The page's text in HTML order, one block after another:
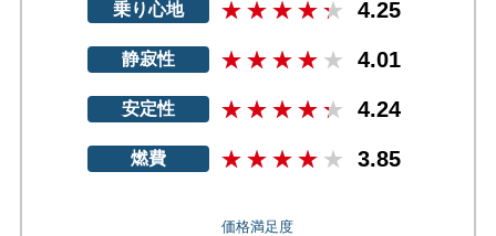
乗り心地 4.25
静寂性 4.01
安定性 4.24
燃費 3.85